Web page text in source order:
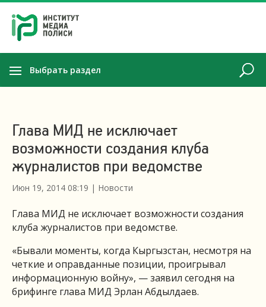
Выбрать раздел
Глава МИД не исключает
возможности создания клуба
журналистов при ведомстве
Июн 19, 2014 08:19 | Новости
Глава МИД не исключает возможности создания
клуба журналистов при ведомстве.
«Бывали моменты, когда Кыргызстан, несмотря на
четкие и оправданные позиции, проигрывал
информационную войну», — заявил сегодня на
брифинге глава МИД Эрлан Абдылдаев.